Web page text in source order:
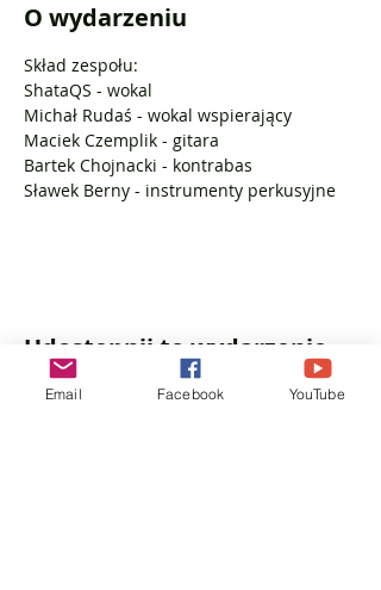
O wydarzeniu
Skład zespołu:
ShataQS - wokal
Michał Rudaś - wokal wspierający
Maciek Czemplik - gitara
Bartek Chojnacki - kontrabas
Sławek Berny - instrumenty perkusyjne
Udostępnij to wydarzenie
Email Facebook YouTube